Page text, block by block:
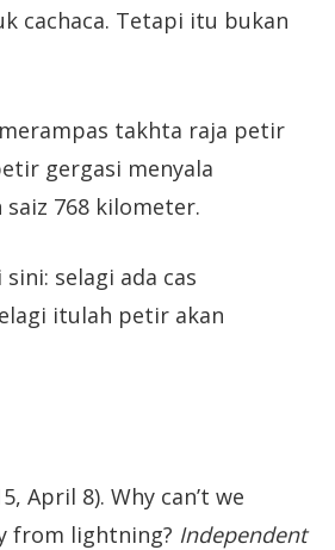
cachaca. Tetapi itu bukan
takhta raja petir
gergasi menyala
768 kilometer.
selagi ada cas
itulah petir akan
April 8). Why can’t we
from lightning? Independent